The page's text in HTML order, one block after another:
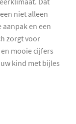
niet alleen
en een
zorgt voor
mooie cijfers
kind met bijles